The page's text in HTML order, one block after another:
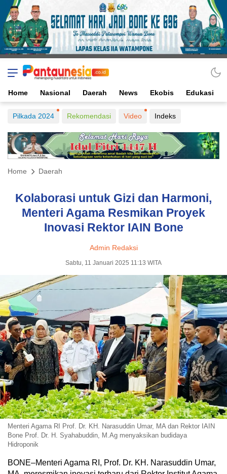
Home Nasional Daerah News Ekobis Edukasi
Pilkada 2024 Rekomendasi Video Indeks
Home Daerah
Kolaborasi untuk Gizi dan Harmoni,
Menteri Agama Resmikan Proyek
Inovasi Rektor IAIN Bone
Admin Redaksi
Sabtu, 11 Januari 2025 11:13 WITA
Menteri Agama RI Prof. Dr. KH. Narasuddin Umar, MA dan Rektor IAIN
Bone Prof. Dr. H. Syahabuddin, M.Ag menyaksikan budidaya
Hidroponik
BONE–Menteri Agama RI, Prof. Dr. KH. Narasuddin Umar,